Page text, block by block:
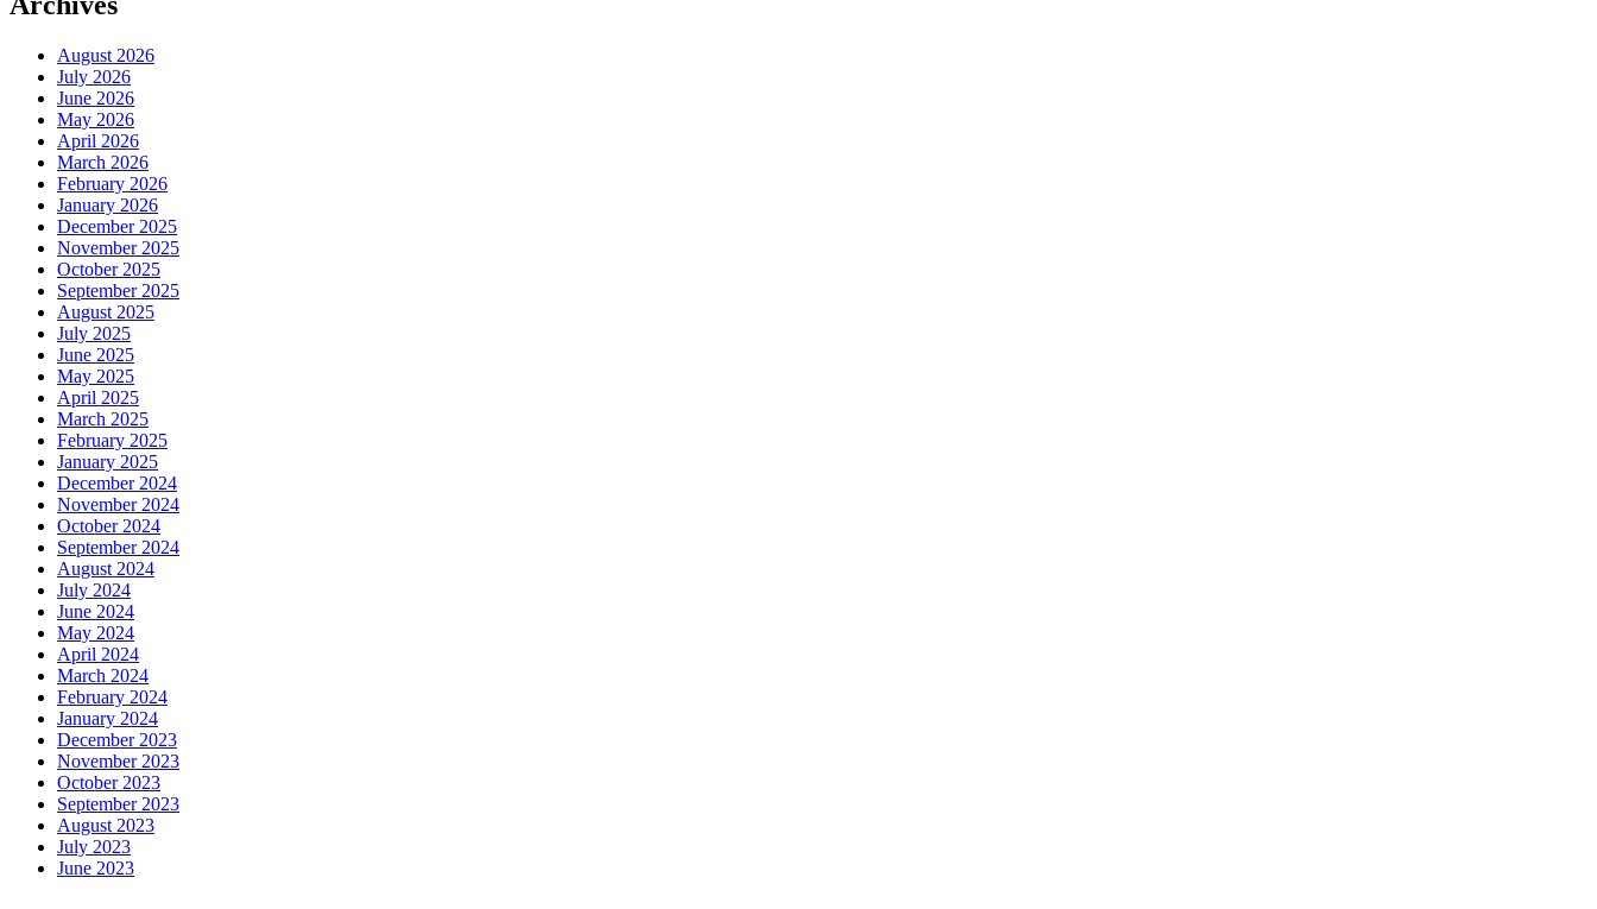
August 2026
July 2026
June 2026
May 2026
April 2026
March 2026
February 2026
January 2026
December 2025
November 2025
October 2025
September 2025
August 2025
July 2025
June 2025
May 2025
April 2025
March 2025
February 2025
January 2025
December 2024
November 2024
October 2024
September 2024
August 2024
July 2024
June 2024
May 2024
April 2024
March 2024
February 2024
January 2024
December 2023
November 2023
October 2023
September 2023
August 2023
July 2023
June 2023